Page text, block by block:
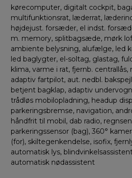
kørecomputer, digitalt cockpit,
multifunktionsrat, læderrat,
højdejust. forsæder, el indst.
m. memory, splitbagsæde, mørk
ambiente belysning, alufælge, led
led baglygter, el-soltag, glastag,
klima, varme i rat, fjernb.
adaptiv fartpilot, aut. nedbl.
betjent bagklap, adaptiv
trådløs mobilopladning, headup
parkeringsbremse, navigation,
håndfrit til mobil, dab radio,
parkeringssensor (bag), 360°
(for), skiltegenkendelse, isofix,
automatisk lys,
automatisk nødassistent